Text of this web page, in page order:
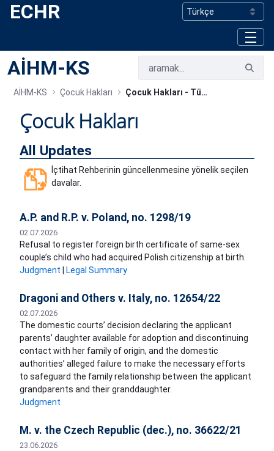
Skip to Main Content
ECHR
AİHM-KS
AİHM-KS Çocuk Hakları Çocuk Hakları - Tüm Güncellemeler
Çocuk Hakları
All Updates
İçtihat Rehberinin güncellenmesine yönelik seçilen
davalar.
A.P. and R.P. v. Poland, no. 1298/19
02.07.2026
Refusal to register foreign birth certificate of same-sex
couple’s child who had acquired Polish citizenship at birth.
Judgment
Legal Summary
Dragoni and Others v. Italy, no. 12654/22
02.07.2026
The domestic courts’ decision declaring the applicant
parents’ daughter available for adoption and discontinuing
contact with her family of origin, and the domestic
authorities’ alleged failure to make the necessary efforts
to safeguard the family relationship between the applicant
grandparents and their granddaughter.
Judgment
M. v. the Czech Republic (dec.), no. 36622/21
23.06.2026